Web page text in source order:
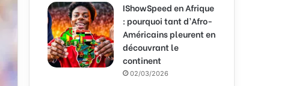
IShowSpeed en Afrique
: pourquoi tant d’Afro-
Américains pleurent en
découvrant le
continent
02/03/2026